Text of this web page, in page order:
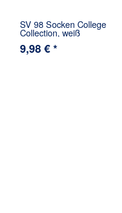
SV 98 Socken College
Collection, weiß
9,98 € *